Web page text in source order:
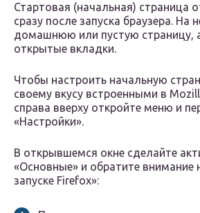
Стартовая (начальная) страница
сразу после запуска браузера. На
домашнюю или пустую страницу,
открытые вкладки.
Чтобы настроить начальную
своему вкусу встроенными в
справа вверху откройте меню и
«Настройки».
В открывшемся окне сделайте
«Основные» и обратите внимание
запуске Firefox»: